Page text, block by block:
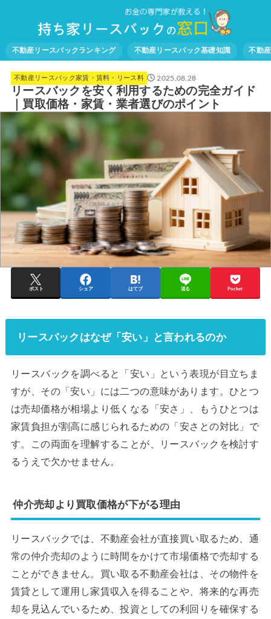
不動産リースバックランキング 不動産リースバック基礎知識 不動
不動産リースバック家賃・賃料・リース料 2025.08.28
リースバックを安く利用するための完全ガイド
｜買取価格・家賃・業者選びのポイント
ポスト シェア はてブ 送る Pocket
リースバックはなぜ「安い」と言われるのか
リースバックを調べると「安い」という表現が目立ちま
すが、その「安い」には二つの意味があります。ひとつ
は売却価格が相場より低くなる「安さ」、もうひとつは
家賃負担が割高に感じられるための「安さとの対比」で
す。この両面を理解することが、リースバックを検討す
るうえで欠かせません。
仲介売却より買取価格が下がる理由
リースバックでは、不動産会社が直接買い取るため、通
常の仲介売却のように時間をかけて市場価格で売却する
ことができません。買い取る不動産会社は、その物件を
賃貸として運用し家賃収入を得ることや、将来的な再売
却を見込んでいるため、投資としての利回りを確保する